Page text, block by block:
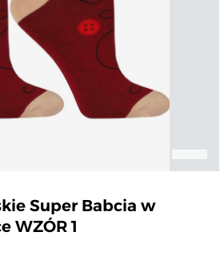
Super Babcia w
WZÓR 1